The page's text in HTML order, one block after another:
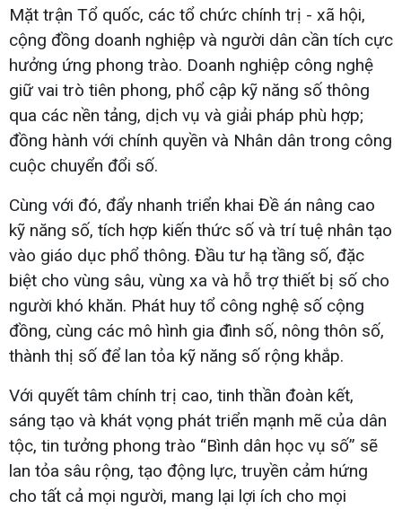
Mặt trận Tổ quốc, các tổ chức chính trị - xã hội,
cộng đồng doanh nghiệp và người dân cần tích cực
hưởng ứng phong trào. Doanh nghiệp công nghệ
giữ vai trò tiên phong, phổ cập kỹ năng số thông
qua các nền tảng, dịch vụ và giải pháp phù hợp;
đồng hành với chính quyền và Nhân dân trong công
cuộc chuyển đổi số.
Cùng với đó, đẩy nhanh triển khai Đề án nâng cao
kỹ năng số, tích hợp kiến thức số và trí tuệ nhân tạo
vào giáo dục phổ thông. Đầu tư hạ tầng số, đặc
biệt cho vùng sâu, vùng xa và hỗ trợ thiết bị số cho
người khó khăn. Phát huy tổ công nghệ số cộng
đồng, cùng các mô hình gia đình số, nông thôn số,
thành thị số để lan tỏa kỹ năng số rộng khắp.
Với quyết tâm chính trị cao, tinh thần đoàn kết,
sáng tạo và khát vọng phát triển mạnh mẽ của dân
tộc, tin tưởng phong trào “Bình dân học vụ số” sẽ
lan tỏa sâu rộng, tạo động lực, truyền cảm hứng
cho tất cả mọi người, mang lại lợi ích cho mọi